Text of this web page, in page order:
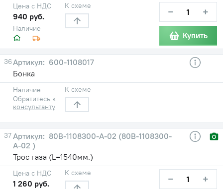
Наличие
Цена с НДС
940 руб.
К схеме − +
Купить
36
600-1108017
Бонка
Наличие
Обратитесь к
консультанту
К схеме
37
80В-1108300-А-02 (80В-1108300-
А-02 )
Трос газа (L=1540мм.)
Цена с НДС
1 260 руб.
К схеме − +